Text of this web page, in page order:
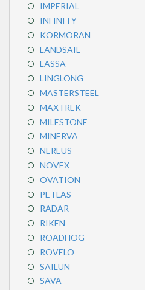
IMPERIAL
INFINITY
KORMORAN
LANDSAIL
LASSA
LINGLONG
MASTERSTEEL
MAXTREK
MILESTONE
MINERVA
NEREUS
NOVEX
OVATION
PETLAS
RADAR
RIKEN
ROADHOG
ROVELO
SAILUN
SAVA